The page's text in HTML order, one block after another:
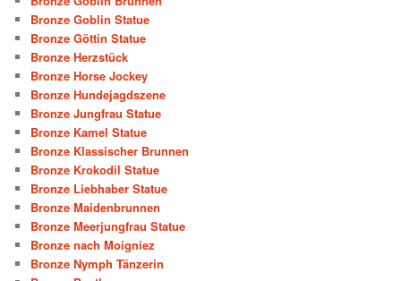
Bronze Goblin Statue
Bronze Göttin Statue
Bronze Herzstück
Bronze Horse Jockey
Bronze Hundejagdszene
Bronze Jungfrau Statue
Bronze Kamel Statue
Bronze Klassischer Brunnen
Bronze Krokodil Statue
Bronze Liebhaber Statue
Bronze Maidenbrunnen
Bronze Meerjungfrau Statue
Bronze nach Moigniez
Bronze Nymph Tänzerin